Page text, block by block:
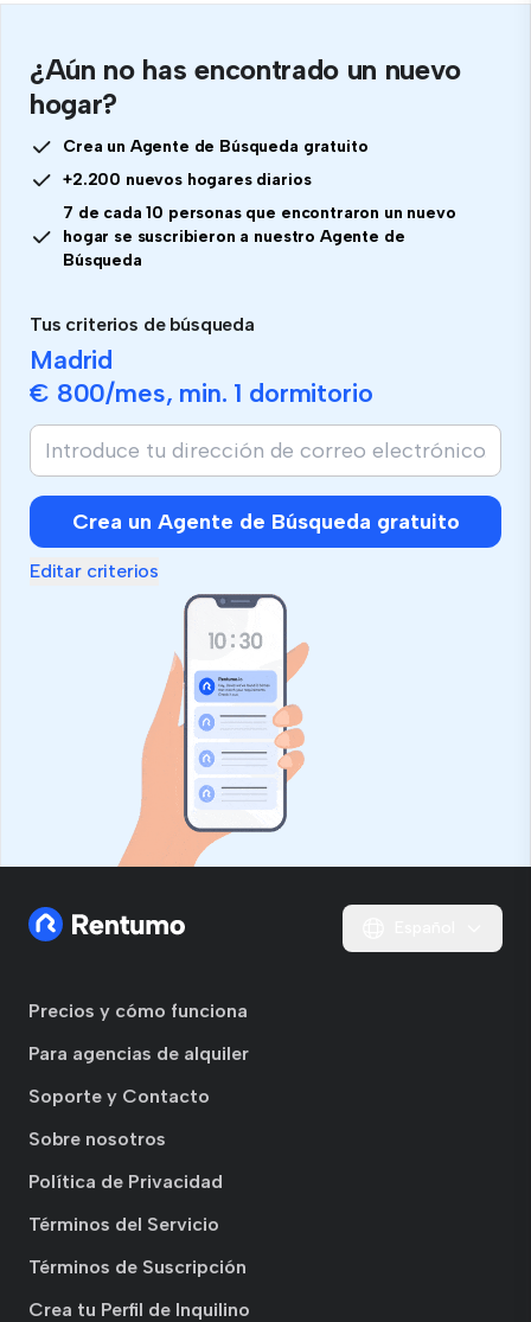
¿Aún no has encontrado un nuevo
hogar?
Crea un Agente de Búsqueda gratuito
+2.200 nuevos hogares diarios
7 de cada 10 personas que encontraron un nuevo
hogar se suscribieron a nuestro Agente de
Búsqueda
Tus criterios de búsqueda
Madrid
€ 800/mes, min. 1 dormitorio
Crea un Agente de Búsqueda gratuito
Editar criterios
Precios y cómo funciona
Para agencias de alquiler
Soporte y Contacto
Sobre nosotros
Política de Privacidad
Términos del Servicio
Términos de Suscripción
Crea tu Perfil de Inquilino